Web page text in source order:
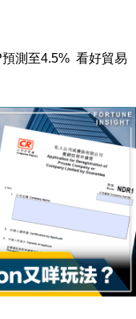
測至4.5% 看好貿易
全周仍升近2%
斗城亞洲CEO蔡德
周創逾3年最長跌勢
近24%勝預期 貿易順
4月單日斥6.28萬億